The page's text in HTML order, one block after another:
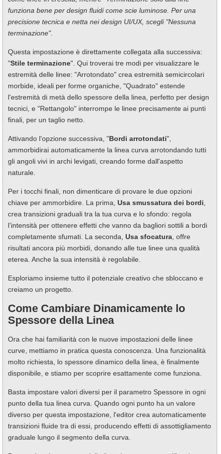
funziona bene per design fluidi come scie luminose. Per una
precisione tecnica e netta nei design UI/UX, scegli "Nessuna
terminazione".
Questa impostazione è direttamente collegata alla successiva:
"Stile terminazione". Qui troverai tre modi per visualizzare le
estremità delle linee: "Arrotondato" crea estremità semicircolari
morbide, ideali per forme organiche, "Quadrato" estende
l'estremità di metà dello spessore della linea, perfetto per design
tecnici, e "Rettangolo" interrompe le linee precisamente ai punti
finali, per un taglio netto.
Attivando l'opzione successiva, "Bordi arrotondati",
ammorbidirai automaticamente la linea curva arrotondando tutti
gli angoli vivi in archi levigati, creando forme dall'aspetto
naturale.
Per i tocchi finali, non dimenticare di provare le due opzioni
chiave per ammorbidire. La prima, Usa smussatura dei bordi,
crea transizioni graduali tra la tua curva e lo sfondo: regola
l’intensità per ottenere effetti che vanno da bagliori sottili a bordi
completamente sfumati. La seconda, Usa sfocatura, offre
risultati ancora più morbidi, donando alle tue linee una qualità
eterea. Anche la sua intensità è regolabile.
Esploriamo insieme tutto il potenziale creativo che sbloccano e
creiamo un progetto.
Come Cambiare Dinamicamente lo
Spessore della Linea
Ora che hai familiarità con le nuove impostazioni delle linee
curve, mettiamo in pratica questa conoscenza. Una funzionalità
molto richiesta, lo spessore dinamico della linea, è finalmente
disponibile, e stiamo per scoprire esattamente come funziona.
Basta impostare valori diversi per il parametro Spessore in ogni
punto della tua linea curva. Quando ogni punto ha un valore
diverso per questa impostazione, l'editor crea automaticamente
transizioni fluide tra di essi, producendo effetti di assottigliamento
graduale lungo il segmento della curva.